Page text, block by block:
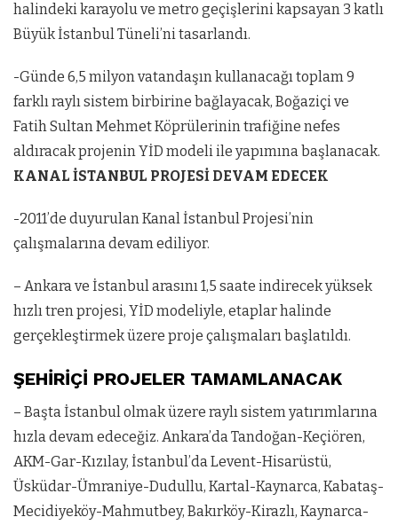
halindeki karayolu ve metro geçişlerini kapsayan 3 katlı
Büyük İstanbul Tüneli’ni tasarlandı.
-Günde 6,5 milyon vatandaşın kulla­nacağı toplam 9
farklı raylı sistem birbirine bağlayacak, Boğaziçi ve
Fatih Sultan Mehmet Köprülerinin trafiğine nefes
aldıracak projenin YİD modeli ile yapımına başlanacak.
KANAL İSTANBUL PROJESİ DEVAM EDECEK
-2011’de duyurulan Kanal İstanbul Proje­si’nin
çalışmalarına devam ediliyor.
– Ankara ve İstanbul arasını 1,5 saate indirecek yüksek
hızlı tren projesi, YİD modeliyle, etaplar halinde
gerçekleştirmek üzere proje çalışma­ları başlatıldı.
ŞEHİRİÇİ PROJELER TAMAMLANACAK
– Başta İstanbul olmak üzere raylı sistem yatırımlarına
hızla devam ede­ceğiz. Ankara’da Tandoğan-Keçiören,
AKM-Gar-Kızılay, İstanbul’da Levent-Hisarüstü,
Üsküdar-Ümraniye-Dudullu, Kartal-Kaynarca, Ka­bataş-
Mecidiyeköy-Mahmutbey, Bakırköy-Kirazlı, Kaynarca-